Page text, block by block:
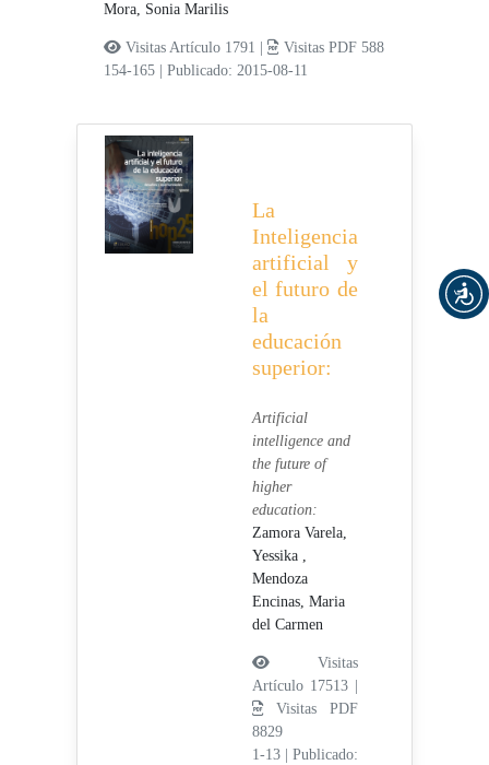
Mora, Sonia Marilis
Visitas Artículo 1791 |
Visitas PDF 588
154-165
|Publicado: 2015-08-11
La
Inteligencia
artificial y
el futuro de
la
educación
superior:
Artificial
intelligence and
the future of
higher
education:
Zamora Varela,
Yessika ,
Mendoza
Encinas, Maria
del Carmen
Visitas
Artículo 17513 |
Visitas PDF
8829
1-13
Publicado: